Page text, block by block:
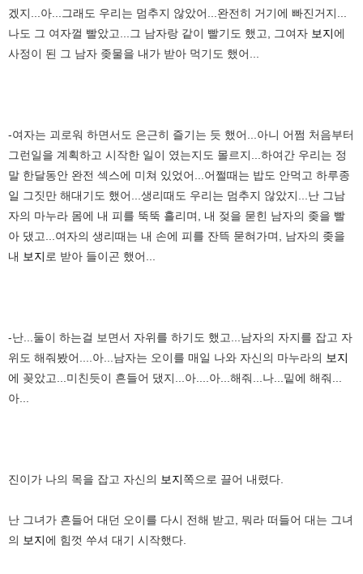
겠지...아...그래도 우리는 멈추지 않았어...완전히 거기에 빠진거지...
나도 그 여자껄 빨았고...그 남자랑 같이 빨기도 했고, 그여자 보지에
사정이 된 그 남자 좆물을 내가 받아 먹기도 했어...
-여자는 괴로워 하면서도 은근히 즐기는 듯 했어...아니 어쩜 처음부터
그런일을 계획하고 시작한 일이 였는지도 몰르지...하여간 우리는 정
말 한달동안 완전 섹스에 미쳐 있었어...어쩔때는 밥도 안먹고 하루종
일 그짓만 해대기도 했어...생리때도 우리는 멈추지 않았지...난 그남
자의 마누라 몸에 내 피를 뚝뚝 흘리며, 내 젖을 묻힌 남자의 좆을 빨
아 댔고...여자의 생리때는 내 손에 피를 잔뜩 묻혀가며, 남자의 좆을
내 보지 로 받아 들이곤 했어...
-난...둘이 하는걸 보면서 자위를 하기도 했고...남자의 자지를 잡고 자
위도 해줘봤어....아...남자는 오이를 매일 나와 자신의 마누라의 보지
에 꽂았고...미친듯이 흔들어 댔지...아....아...해줘...나...밑에 해줘...
아...
진이가 나의 목을 잡고 자신의 보지쪽으로 끌어 내렸다.
난 그녀가 흔들어 대던 오이를 다시 전해 받고, 뭐라 떠들어 대는 그녀
의 보지에 힘껏 쑤셔 대기 시작했다.